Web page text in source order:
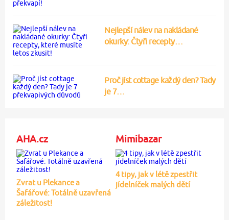
Nejlepší nálev na nakládané
okurky: Čtyři recepty…
Proč jíst cottage každý den? Tady
je 7…
AHA.cz
Zvrat u Plekance a
Šafářové: Totálně uzavřená
záležitost!
Mimibazar
4 tipy, jak v létě zpestřit
jídelníček malých dětí